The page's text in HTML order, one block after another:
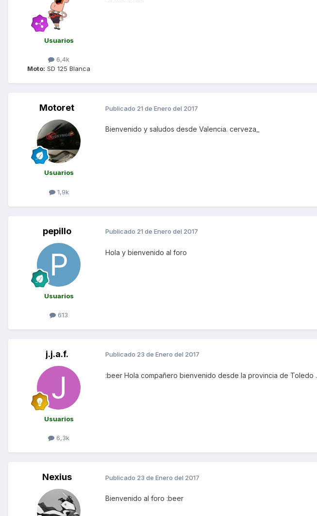
Usuarios
6,4k
Moto: SD 125 Blanca
Motoret
Usuarios
1,9k
Publicado 21 de Enero del 2017
Bienvenido y saludos desde Valencia. cerveza_
pepillo
Usuarios
613
Publicado 21 de Enero del 2017
Hola y bienvenido al foro
j.j.a.f.
Usuarios
6,3k
Publicado 23 de Enero del 2017
:beer Hola compañero bienvenido desde la provincia de Toledo .
Nexius Publicado 23 de Enero del 2017
Bienvenido al foro :beer